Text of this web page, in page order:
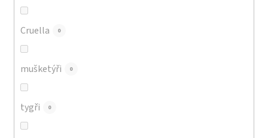
Cruella 0
mušketýři 0
tygři 0